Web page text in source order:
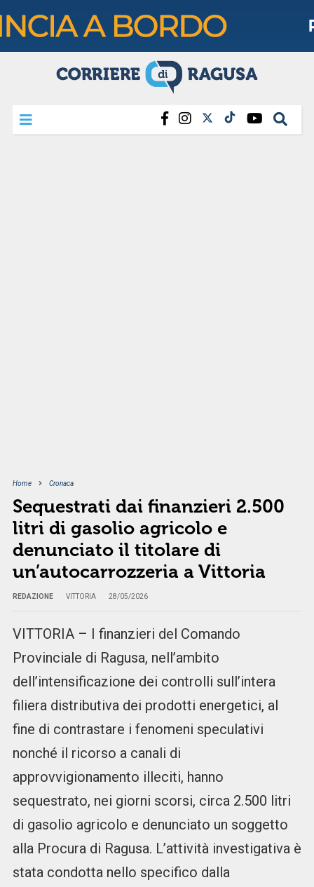
Home Cronaca
Sequestrati dai finanzieri 2.500
litri di gasolio agricolo e
denunciato il titolare di
un’autocarrozzeria a Vittoria
REDAZIONE VITTORIA 28/05/2026
VITTORIA – I finanzieri del Comando
Provinciale di Ragusa, nell’ambito
dell’intensificazione dei controlli sull’intera
filiera distributiva dei prodotti energetici, al
fine di contrastare i fenomeni speculativi
nonché il ricorso a canali di
approvvigionamento illeciti, hanno
sequestrato, nei giorni scorsi, circa 2.500 litri
di gasolio agricolo e denunciato un soggetto
alla Procura di Ragusa. L’attività investigativa è
stata condotta nello specifico dalla